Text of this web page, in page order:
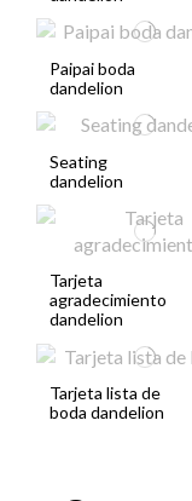
Paipai boda
dandelion
Seating
dandelion
Tarjeta
agradecimiento
dandelion
Tarjeta lista de
boda dandelion